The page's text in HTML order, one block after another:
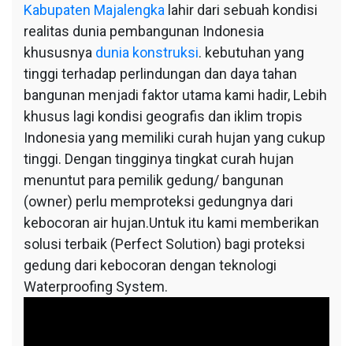
Kabupaten Majalengka lahir dari sebuah kondisi
realitas dunia pembangunan Indonesia
khususnya dunia konstruksi. kebutuhan yang
tinggi terhadap perlindungan dan daya tahan
bangunan menjadi faktor utama kami hadir, Lebih
khusus lagi kondisi geografis dan iklim tropis
Indonesia yang memiliki curah hujan yang cukup
tinggi. Dengan tingginya tingkat curah hujan
menuntut para pemilik gedung/ bangunan
(owner) perlu memproteksi gedungnya dari
kebocoran air hujan.Untuk itu kami memberikan
solusi terbaik (Perfect Solution) bagi proteksi
gedung dari kebocoran dengan teknologi
Waterproofing System.